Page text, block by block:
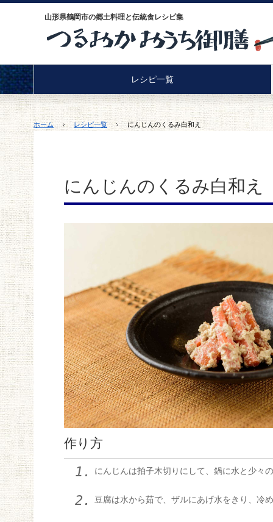
山形県鶴岡市の郷土料理と伝統食レシピ集
レシピ一覧
ホーム レシピ一覧 にんじんのくるみ白和え
にんじんのくるみ白和え
作り方
にんじんは拍子木切りにして、鍋に水と少々
豆腐は水から茹で、ザルにあげ水をきり、冷